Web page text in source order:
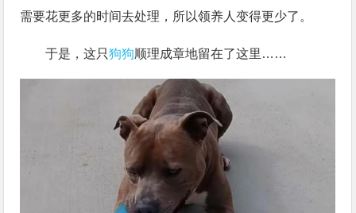
需要花更多的时间去处理，所以领养人变得更少了。
于是，这只狗狗顺理成章地留在了这里……